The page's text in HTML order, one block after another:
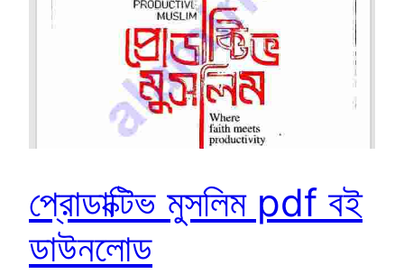
প্রোডাক্টিভ মুসলিম pdf বই
ডাউনলোড